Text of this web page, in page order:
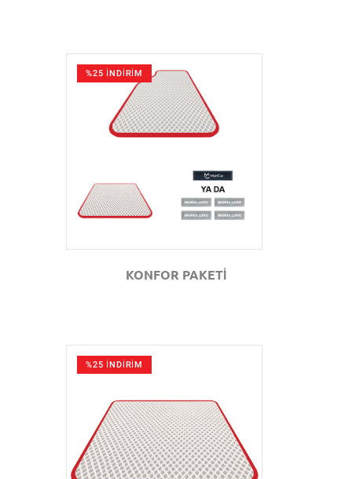
%25 İNDİRİM
KONFOR PAKETİ
%25 İNDİRİM
GÖZAT